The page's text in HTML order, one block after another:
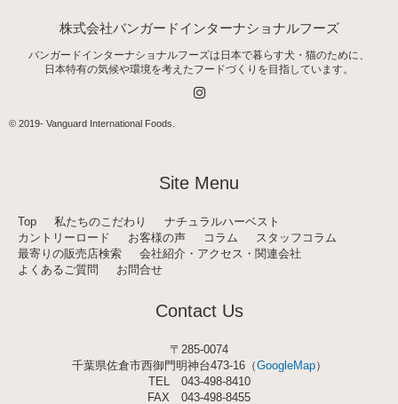
株式会社バンガードインターナショナルフーズ
バンガードインターナショナルフーズは日本で暮らす犬・猫のために、
日本特有の気候や環境を考えたフードづくりを目指しています。
I
n
a
m
© 2019- Vanguard International Foods
Site Menu
Top 私たちのこだわり
ナチュラルハーベスト
カントリーロード
お客様の声 コラム
スタッフコラム
最寄りの販売店検索
会社紹介・アクセス・関連会社
よくあるご質問
お問合せ
Contact Us
〒285-0074
千葉県佐倉市西御門明神台473-16（GoogleMap）
TEL 043-498-8410
FAX 043-498-8455